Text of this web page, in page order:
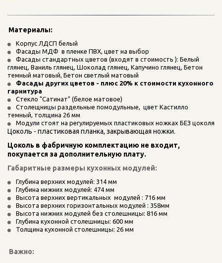
Материалы:
Корпус ЛДСП белый
Фасады МДФ  в пленке ПВХ, цвет на выбор
Фасады стандартных цветов (входят в стоимость ): Белый
глянец, Ваниль глянец, Шоколад глянец, Капучино глянец, Бетон
темный матовый, Бетон светлый матовый
Фасады других цветов - плюс 20% к стоимости кухонного
гарнитура
Стекло "Сатинат" (белое матовое)
Столещницы раздельные помодульные,  цвет Кастилло
темный, толщина 26 мм
Модули стоят на регулируемых пластиковых ножках БЕЗ цоколя
Цоколь - пластиковая планка, закрывающая ножки.
Цоколь в фабричную комплектацию не входит,
покупается за дополнительную плату.
Габаритные размеры кухонных модулей:
Глубина верхних модулей: 314 мм
Глубина нижних модулей: 474 мм
Высота верхних вертикальных  модулей : 716 мм
Высота верхних горизонтальных модулей : 358мм
Высота нижних модулей без столешницы: 816 мм
Глубина кухонной столешницы: 600 мм
Толщина кухонной столешницы: 26 мм
Важно: